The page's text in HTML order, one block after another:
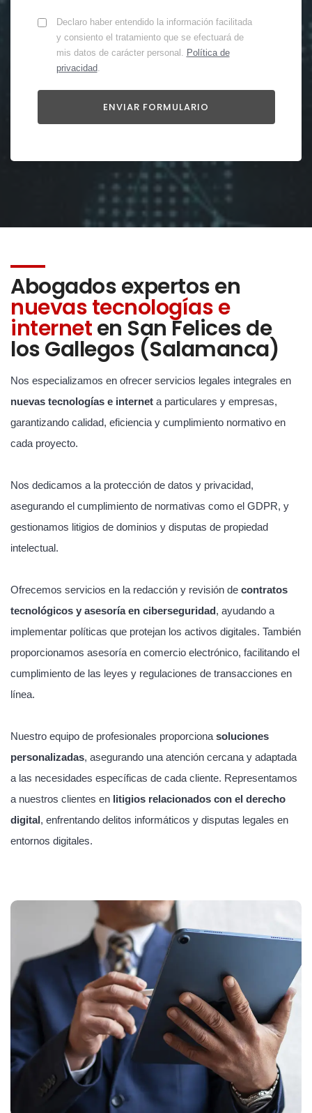
Declaro haber entendido la información facilitada
y consiento el tratamiento que se efectuará de
mis datos de carácter personal. Política de
privacidad.
Abogados expertos en
nuevas tecnologías e
interneten San Felices de
los Gallegos (Salamanca)
Nos especializamos en ofrecer servicios legales integrales en
nuevas tecnologías e internet a particulares y empresas,
garantizando calidad, eficiencia y cumplimiento normativo en
cada proyecto.
Nos dedicamos a la protección de datos y privacidad,
asegurando el cumplimiento de normativas como el GDPR, y
gestionamos litigios de dominios y disputas de propiedad
intelectual.
Ofrecemos servicios en la redacción y revisión de contratos
tecnológicos y asesoría en ciberseguridad, ayudando a
implementar políticas que protejan los activos digitales. También
proporcionamos asesoría en comercio electrónico, facilitando el
cumplimiento de las leyes y regulaciones de transacciones en
línea.
Nuestro equipo de profesionales proporciona soluciones
personalizadas, asegurando una atención cercana y adaptada
a las necesidades específicas de cada cliente. Representamos
a nuestros clientes en litigios relacionados con el derecho
digital, enfrentando delitos informáticos y disputas legales en
entornos digitales.